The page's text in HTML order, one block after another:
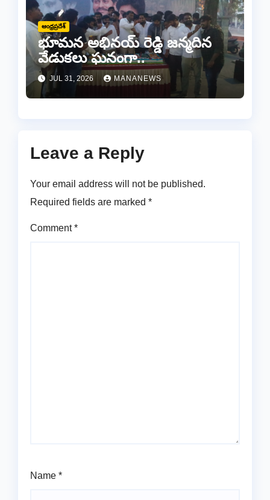
ఆంధ్రప్రదేశ్
భూమన అభినయ్ రెడ్డి జన్మదిన
వేడుకలు ఘనంగా..
JUL 31, 2026 MANANEWS
Leave a Reply
Your email address will not be published.
Required fields are marked *
Comment*
Name *